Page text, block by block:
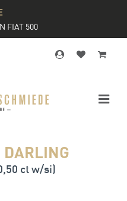
FIAT 500
DARLING
ct w/si)